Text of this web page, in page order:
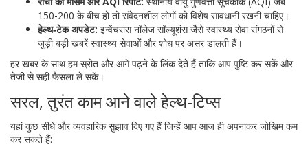
150-200 के बीच हो तो संवेदनशील लोगों को विशेष सावधानी रखनी चाहिए।
हेल्थ‑टेक अपडेट: इन्वेंचरास नॉलेज सॉल्यूशंस जैसे स्वास्थ्य सेवा संगठनों से
जुड़ी बड़ी खबरें स्वास्थ्य सेवाओं और शोध पर असर डालती हैं।
हर खबर के साथ हम स्रोत और आगे पढ़ने के लिंक देते हैं ताकि आप पुष्टि कर सकें और
तेजी से सही फैसला ले सकें।
सरल, तुरंत काम आने वाले हेल्थ‑टिप्स
यहां कुछ सीधे और व्यवहारिक सुझाव दिए गए हैं जिन्हें आप आज ही अपनाकर जोखिम कम
कर सकते हैं: